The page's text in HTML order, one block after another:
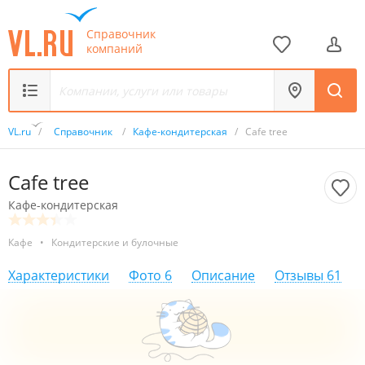
Справочник
компаний
VL.ru / Справочник / Кафе-кондитерская / Cafe tree
Cafe tree
Кафе-кондитерская
Кафе • Кондитерские и булочные
Характеристики Фото 6 Описание Отзывы 61